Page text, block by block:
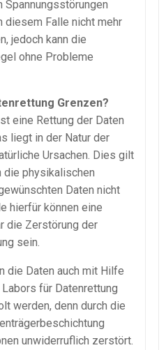
Spannungsstörungen
diesem Falle nicht mehr
jedoch kann die
ohne Probleme
Grenzen?
eine Rettung der Daten
liegt in der Natur der
Ursachen. Dies gilt
die physikalischen
Daten nicht
hierfür können eine
die Zerstörung der
sein.
die Daten auch mit Hilfe
für Datenrettung
werden, denn durch die
unwiderruflich zerstört.